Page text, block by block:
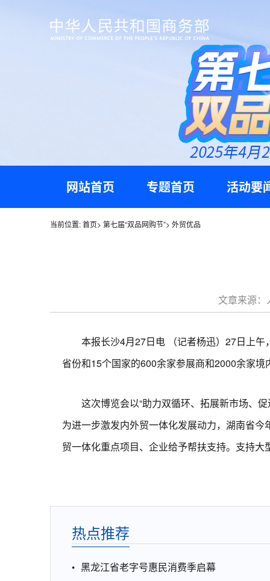
网站首页 专题首页 活动要
当前位置:首页> 第七届“双品网购节”> 外贸优品
文章来源
本报长沙4月27日电 （记者杨迅）27日上午
省份和15个国家的600余家参展商和2000余家
这次博览会以“助力双循环、拓展新市场、促
为进一步激发内外贸一体化发展动力，湖南省今
贸一体化重点项目、企业给予帮扶支持。支持
热点推荐
黑龙江省老字号惠民消费季启幕